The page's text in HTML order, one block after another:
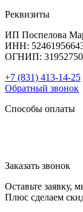
Реквизиты
ИП Поспелова
ИНН:
ОГНИП:
+7 (831) 413-14-25
Обратный звонок
Способы оплаты
Заказать звонок
Оставьте заявку,
Плюс сделаем